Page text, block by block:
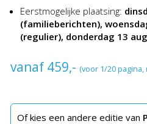
Eerstmogelijke plaatsing:
(familieberichten),
(regulier), donderdag 13
vanaf 459,- (voor 1/20
Of kies een andere editie van